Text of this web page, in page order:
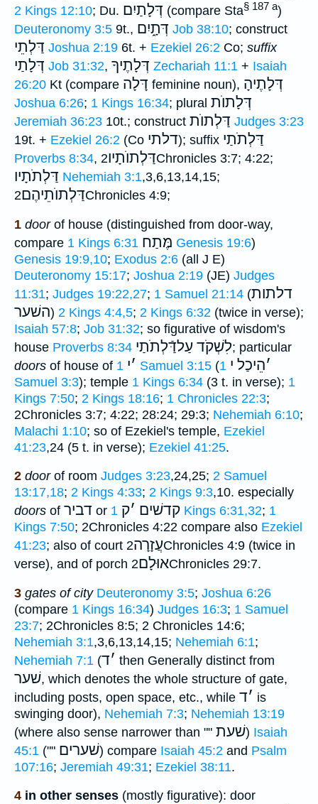
2 Kings 12:10; Du. דְּלָתַיִם (compare Sta§ 187 a)
Deuteronomy 3:5 9t., דְּתָ֑יִם Job 38:10; construct
דַּלְתֵי Joshua 2:19 6t. + Ezekiel 26:2 Co; suffix
דְּלָתַי Job 31:32, דְּלָתֶיךָ Zechariah 11:1 + Isaiah
26:20 Kt (compare דָּלָה feminine noun), דְּלָתֶיהָ
Joshua 6:26; 1 Kings 16:34; plural דְּלָתוֺת
Jeremiah 36:23 10t.; construct דַּלְתוֺת Judges 3:23
19t. + Ezekiel 26:2 (Co דלתי); suffix דַּלְתֹתַי
Proverbs 8:34, דַּלְתוֺתָיו2Chronicles 3:7; 4:22;
דַּלְתֹתָיו Nehemiah 3:1,3,6,13,14,15;
דַּלְתוֺתֵיהֶם2Chronicles 4:9;
1 doorof house (distinguished from door-way,
compare 1 Kings 6:31 מֶּתַח Genesis 19:6)
Genesis 19:9,10; Exodus 2:6 (all J E)
Deuteronomy 15:17; Joshua 2:19 (JE) Judges
11:31; Judges 19:22,27; 1 Samuel 21:14 (דלתות
השׁער) 2 Kings 4:4,5; 2 Kings 6:32 (twice in verse);
Isaiah 57:8; Job 31:32; so figurative of wisdom's
house Proverbs 8:34 לִשְׁקֹד עַלדַּֿלְתֹתַי; particular
doors of house of ׳י 1 Samuel 3:15 ( ׳הֵיכַל י 1
Samuel 3:3); temple 1 Kings 6:34 (3 t. in verse); 1
Kings 7:50; 2 Kings 18:16; 1 Chronicles 22:3;
2Chronicles 3:7; 4:22; 28:24; 29:3; Nehemiah 6:10;
Malachi 1:10; so of Ezekiel's temple, Ezekiel
41:23,24 (5 t. in verse); Ezekiel 41:25.
2 doorof room Judges 3:23,24,25; 2 Samuel
13:17,18; 2 Kings 4:33; 2 Kings 9:3,10. especially
doors of דביר or קדשׁים ׳ק 1 Kings 6:31,32; 1
Kings 7:50; 2Chronicles 4:22 compare also Ezekiel
41:23; also of court עֲזָרָה2Chronicles 4:9 (twice in
verse), and of porch
אוּלָם2Chronicles 29:7.
3 gates of city Deuteronomy 3:5; Joshua 6:26
(compare 1 Kings 16:34) Judges 16:3; 1 Samuel
23:7; 2Chronicles 8:5; 2 Chronicles 14:6;
Nehemiah 3:1,3,6,13,14,15; Nehemiah 6:1;
Nehemiah 7:1 ( ׳ד then Generally distinct from
שׁער, which denotes the whole structure of gate,
including posts, open space, etc., while
׳ד
is
swinging door), Nehemiah 7:3; Nehemiah 13:19
(where also sense narrower than "" שׁעת) Isaiah
45:1 ("" שׁערים) compare Isaiah 45:2 and Psalm
107:16; Jeremiah 49:31; Ezekiel 38:11.
4 in other senses (mostly figurative): door